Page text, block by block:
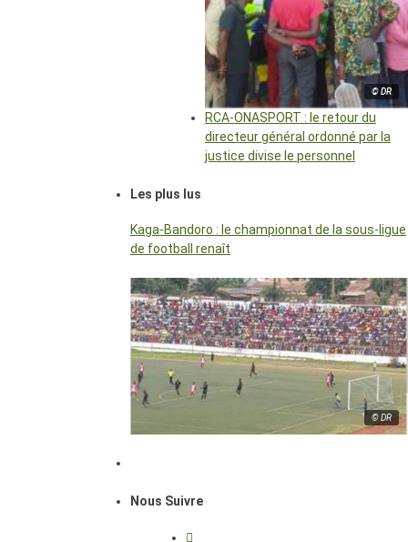
© DR
RCA-ONASPORT : le retour du
directeur général ordonné par la
justice divise le personnel
Les plus lus
Kaga-Bandoro : le championnat de la sous-ligue
de football renaît
© DR
Nous Suivre